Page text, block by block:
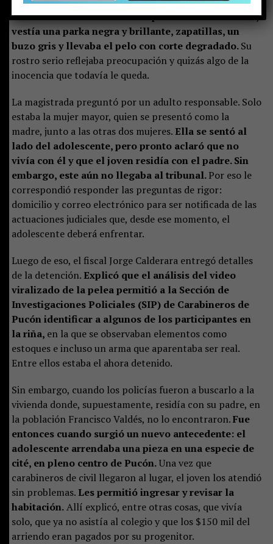
Garantía de Pucón. Con las esposas en sus muñecas,
vestía una parka negra y brillante, zapatillas, un
buzo gris y llevaba el pelo con corte degradado.Su
rostro serio reflejaba preocupación y quizás algo de la
inocencia que todavía le queda.
La magistrada preguntó por un adulto responsable. Solo
estaba la mujer mayor, quien se presentó como la
madre, junto a las otras dos mujeres. Ella se sentó al
lado del adolescente, pero pronto aclaró que no
vivía con él y que el joven residía con el padre. Sin
embargo, este aún no llegaba al tribunal.Por eso le
correspondió responder las preguntas de rigor:
domicilio y correo electrónico para ser notificada de las
actuaciones judiciales que, desde ese momento, el
adolescente deberá enfrentar.
Luego de eso, el fiscal Jorge Calderara entregó detalles
de la detención. Explicó que el análisis del video
viralizado de la pelea permitió a la Sección de
Investigaciones Policiales (SIP) de Carabineros de
Pucón identificar a algunos de los participantes en
la riña, en la que se observaban elementos como
estoques e incluso un arma que aparentaba ser real.
Entre ellos estaba el ahora detenido.
Sin embargo, cuando los policías fueron a buscarlo a la
vivienda donde, supuestamente, residía con su padre, en
la población Francisco Valdés, no lo encontraron.Fue
entonces cuando surgió un nuevo antecedente: el
adolescente arrendaba una pieza en una especie de
cité, en pleno centro de Pucón.Una vez que
carabineros de civil llegaron al lugar, el joven los atendió
sin problemas. Les permitió ingresar y revisar la
habitación.Allí explicó, entre otras cosas, que vivía
solo, que ya no asistía al colegio y que los $150 mil del
arriendo eran pagados por su progenitor.